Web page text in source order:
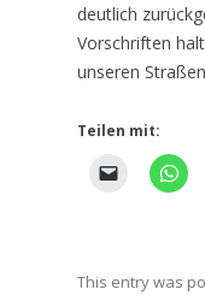
deutlich
Vorschriften
unseren
Teilen mit:
This entry was